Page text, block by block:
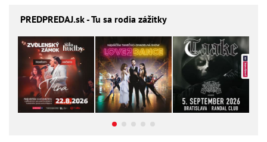
PREDPREDAJ.sk - Tu sa rodia zážitky